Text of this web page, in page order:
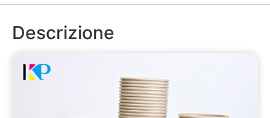
Descrizione